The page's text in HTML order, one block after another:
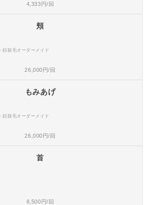
4,333円/回
頬
顔脱毛オーダーメイド
26,000円/回
もみあげ
顔脱毛オーダーメイド
26,000円/回
首
8,500円/回